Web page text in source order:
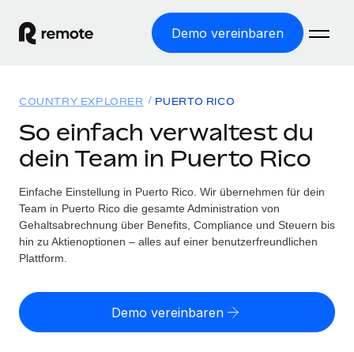
Demo vereinbaren
WELTWEITE BESCHÄFTIGUNG
Globale Payroll
Einfache, rechtssicher Payroll
Employer of Record
Weltweites Wachstum ohne Kosten für Niederlassungen
Contractor of Record
Rechtssichere, weltweite Arbeit mit Freelancer:innen
Lösungen
WELTWEITE ABDECKUNG
Country Explorer
Länderspezifische Unterstützung bei der Einstellung
Einfache Einstellung in allen US-Bundesstaaten
Ressourcen
TOOLS UND RECHNER
Scheinselbstständigkeitsrisiko berechnen
Personalkostenrechner
Preise
COUNTRY EXPLORER PUERTO RICO
So einfach verwaltest du
dein Team in Puerto Rico
Einfache Einstellung in Puerto Rico. Wir übernehmen für dein
Team in Puerto Rico die gesamte Administration von
Gehaltsabrechnung über Benefits, Compliance und Steuern bis
hin zu Aktienoptionen – alles auf einer benutzerfreundlichen
Plattform.
Demo vereinbaren